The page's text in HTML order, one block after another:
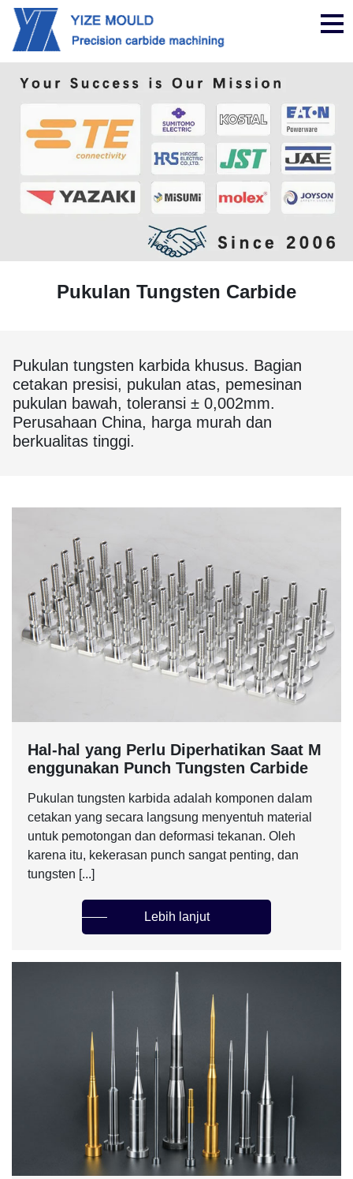
Pukulan Tungsten Carbide
Pukulan tungsten karbida khusus. Bagian
cetakan presisi, pukulan atas, pemesinan
pukulan bawah, toleransi ± 0,002mm.
Perusahaan China, harga murah dan
berkualitas tinggi.
Hal-hal yang Perlu Diperhatikan Saat M
enggunakan Punch Tungsten Carbide
Pukulan tungsten karbida adalah komponen dalam
cetakan yang secara langsung menyentuh material
untuk pemotongan dan deformasi tekanan. Oleh
karena itu, kekerasan punch sangat penting, dan
tungsten [...]
Lebih lanjut